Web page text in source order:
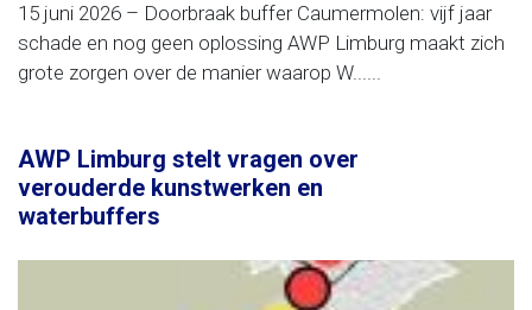
15 juni 2026 – Doorbraak buffer Caumermolen: vijf jaar
schade en nog geen oplossing AWP Limburg maakt zich
grote zorgen over de manier waarop W......
AWP Limburg stelt vragen over
verouderde kunstwerken en
waterbuffers